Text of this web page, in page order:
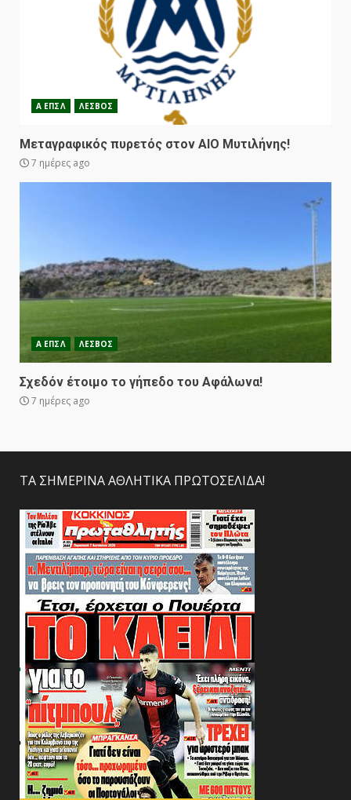
Α ΕΠΣΛ ΛΕΣΒΟΣ
Μεταγραφικός πυρετός στον ΑΙΟ Μυτιλήνης!
7 ημέρες ago
Α ΕΠΣΛ ΛΕΣΒΟΣ
Σχεδόν έτοιμο το γήπεδο του Αφάλωνα!
7 ημέρες ago
ΤΑ ΣΗΜΕΡΙΝΑ ΑΘΛΗΤΙΚΑ ΠΡΩΤΟΣΕΛΙΔΑ!